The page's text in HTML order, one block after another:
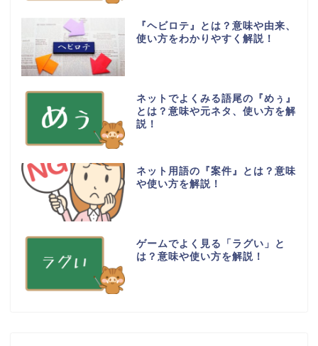
『ヘビロテ』とは？意味や由来、
使い方をわかりやすく解説！
ネットでよくみる語尾の『めぅ』
とは？意味や元ネタ、使い方を解
説！
ネット用語の『案件』とは？意味
や使い方を解説！
ゲームでよく見る「ラグい」と
は？意味や使い方を解説！